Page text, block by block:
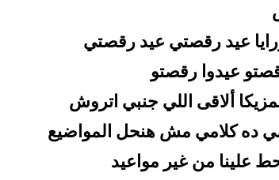
عيد رقصتي عيد رقصتي
عيدوا رقصتو
ألاقى اللي جنبي اتروش
ده كلامي مش هنحل المواضيع
علينا من غير مواعيد